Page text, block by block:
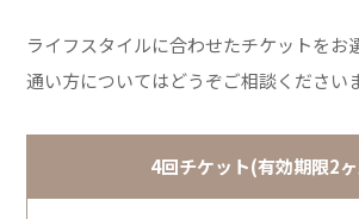
ライフスタイルに合わせたチケットをお
通い方についてはどうぞご相談ください
4回チケット(有効期限2